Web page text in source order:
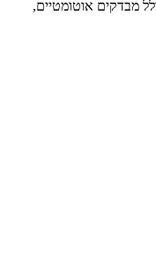
מבדקים אוטומטיים,